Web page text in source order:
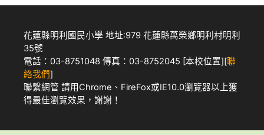
花蓮縣明利國民小學 地址:979 花蓮縣萬榮鄉明利村明利
35號
電話：03-8751048 傳真：03-8752045 [本校位置][聯
絡我們]
聯繫網管 請用 Chrome 、 FireFox或IE10.0瀏覽器以上獲
得最佳瀏覽效果，謝謝！